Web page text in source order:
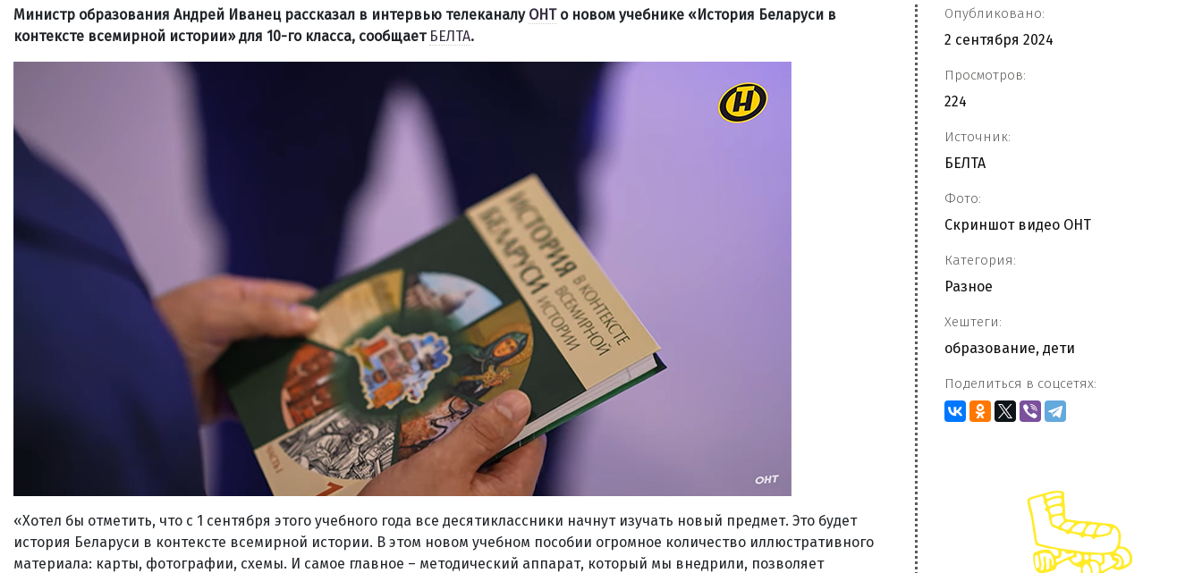
Министр образования Андрей Иванец рассказал в интервью телеканалу ОНТо новом учебнике «История Беларуси в
контексте всемирной истории» для 10-го класса, сообщает БЕЛТА.
«Хотел бы отметить, что с 1 сентября этого учебного года все десятиклассники начнут изучать новый предмет. Это будет
история Беларуси в контексте всемирной истории. В этом новом учебном пособии огромное количество иллюстративного
материала: карты, фотографии, схемы. И самое главное – методический аппарат, который мы внедрили, позволяет
Опубликовано:
2 сентября 2024
Просмотров:
224
Источник:
БЕЛТА
Фото:
Скриншот видео ОНТ
Категория:
Разное
Хештеги:
образование, дети
Поделиться в соцсетях: